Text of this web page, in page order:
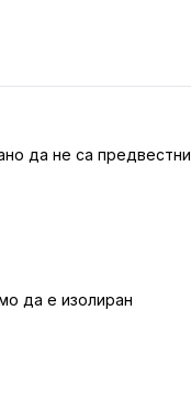
да не са
да е изолиран